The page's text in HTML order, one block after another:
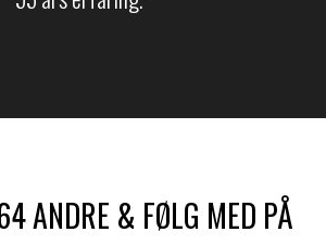
ANDRE & FØLG MED PÅ